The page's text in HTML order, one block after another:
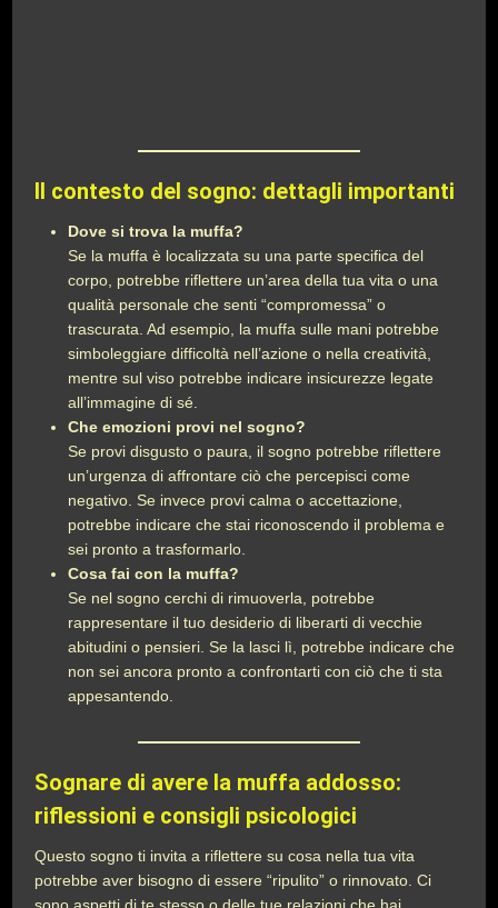
Il contesto del sogno: dettagli importanti
Dove si trova la muffa?
Se la muffa è localizzata su una parte specifica del
corpo, potrebbe riflettere un’area della tua vita o una
qualità personale che senti “compromessa” o
trascurata. Ad esempio, la muffa sulle mani potrebbe
simboleggiare difficoltà nell’azione o nella creatività,
mentre sul viso potrebbe indicare insicurezze legate
all’immagine di sé.
Che emozioni provi nel sogno?
Se provi disgusto o paura, il sogno potrebbe riflettere
un’urgenza di affrontare ciò che percepisci come
negativo. Se invece provi calma o accettazione,
potrebbe indicare che stai riconoscendo il problema e
sei pronto a trasformarlo.
Cosa fai con la muffa?
Se nel sogno cerchi di rimuoverla, potrebbe
rappresentare il tuo desiderio di liberarti di vecchie
abitudini o pensieri. Se la lasci lì, potrebbe indicare che
non sei ancora pronto a confrontarti con ciò che ti sta
appesantendo.
Sognare di avere la muffa addosso:
riflessioni e consigli psicologici
Questo sogno ti invita a riflettere su cosa nella tua vita
potrebbe aver bisogno di essere “ripulito” o rinnovato. Ci